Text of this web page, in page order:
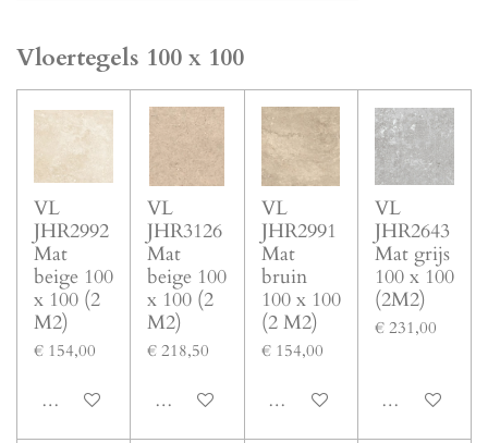
Vloertegels 100 x 100
VL
JHR2992
Mat
beige 100
x 100 (2
M2)
€ 154,00
In winkelwagen
VL
JHR3126
Mat
beige 100
x 100 (2
M2)
€ 218,50
In winkelwagen
VL
JHR2991
Mat
bruin
100 x 100
(2 M2)
€ 154,00
In winkelwagen
VL
JHR2643
Mat grijs
100 x 100
(2M2)
€ 231,00
In